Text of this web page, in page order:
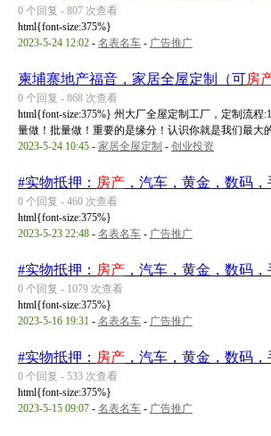
0 个回复 - 807 次查看
html{font-size:375%}
2023-5-24 12:02 - 名表名车 - 广告推广
柬埔寨地产福音，家居全屋定制（可房
0 个回复 - 868 次查看
html{font-size:375%} 州大厂全屋定制工厂，定制流
量做！批量做！重要的是缘分！认识你就是我们最大
2023-5-24 10:45 - 家居全屋定制 - 创业投资
#实物抵押： 房产 ，汽车，黄金，数码
0 个回复 - 460 次查看
html{font-size:375%}
2023-5-23 22:48 - 名表名车 - 广告推广
#实物抵押： 房产 ，汽车，黄金，数码
0 个回复 - 1079 次查看
html{font-size:375%}
2023-5-16 19:31 - 名表名车 - 广告推广
#实物抵押： 房产 ，汽车，黄金，数码
0 个回复 - 533 次查看
html{font-size:375%}
2023-5-15 09:07 - 名表名车 - 广告推广